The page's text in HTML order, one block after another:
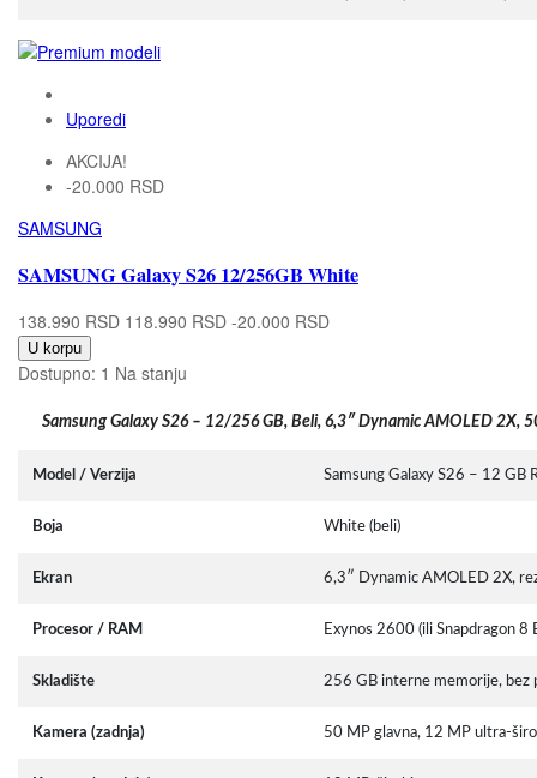
Uporedi
AKCIJA!
-20.000 RSD
SAMSUNG
SAMSUNG Galaxy S26 12/256GB White
138.990 RSD 118.990 RSD -20.000 RSD
U korpu
Dostupno: 1 Na stanju
Samsung Galaxy S26 – 12/256 GB, Beli, 6,3″ Dynamic AMOLED 2X,
Model / Verzija Samsung Galaxy S26 – 12 GB
Boja White (beli)
Ekran 6,3″ Dynamic AMOLED 2X,
Procesor / RAM Exynos 2600 (ili Snapdragon
Skladište 256 GB interne memorije, bez
Kamera (zadnja) 50 MP glavna, 12 MP ultra-